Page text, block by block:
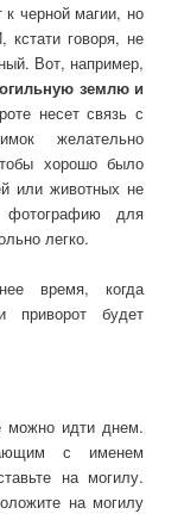
черной магии, но
кстати говоря, не
Вот, например,
землю и
несет связь с
желательно
хорошо было
или животных не
для
легко.
время, когда
приворот будет
можно идти днем.
с именем
на могилу.
на могилу